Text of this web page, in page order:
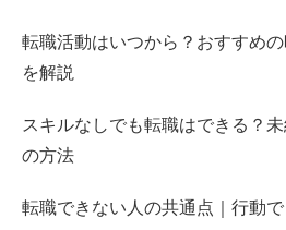
転職活動はいつから？おすすめ
を解説
スキルなしでも転職はできる？
の方法
転職できない人の共通点｜行動